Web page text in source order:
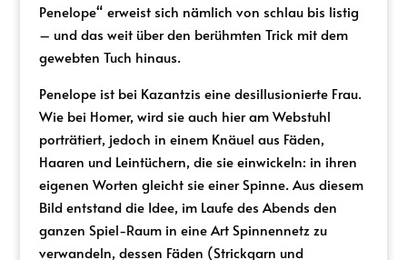
Penelope“ erweist sich nämlich von schlau bis listig
– und das weit über den berühmten Trick mit dem
gewebten Tuch hinaus.
Penelope ist bei Kazantzis eine desillusionierte Frau.
Wie bei Homer, wird sie auch hier am Webstuhl
porträtiert, jedoch in einem Knäuel aus Fäden,
Haaren und Leintüchern, die sie einwickeln: in ihren
eigenen Worten gleicht sie einer Spinne. Aus diesem
Bild entstand die Idee, im Laufe des Abends den
ganzen Spiel-Raum in eine Art Spinnennetz zu
verwandeln, dessen Fäden (Strickgarn und